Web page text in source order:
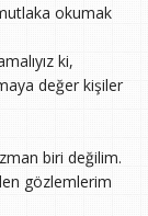
okumak
ki,
değer kişiler
biri değilim.
gözlemlerim